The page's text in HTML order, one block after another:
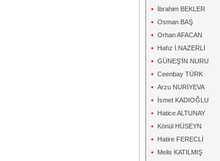
İbrahim BEKLER
Osman BAŞ
Orhan AFACAN
Hafız İ.NAZERLİ
GÜNEŞ'İN NURU
Ceenbay TÜRK
Arzu NURİYEVA
İsmet KADIOĞLU
Hatice ALTUNAY
Könül HÜSEYN
Hatire FERECLİ
Melis KATILMIŞ